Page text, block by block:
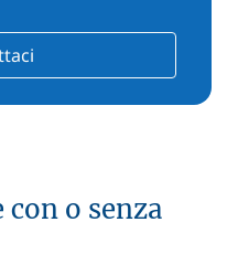
o senza